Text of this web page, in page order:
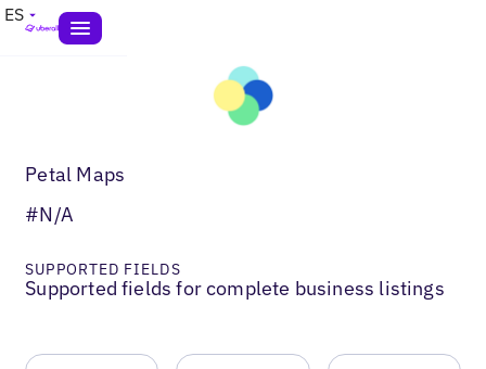
ES
Petal Maps
#N/A
SUPPORTED FIELDS
Supported fields for complete business listings